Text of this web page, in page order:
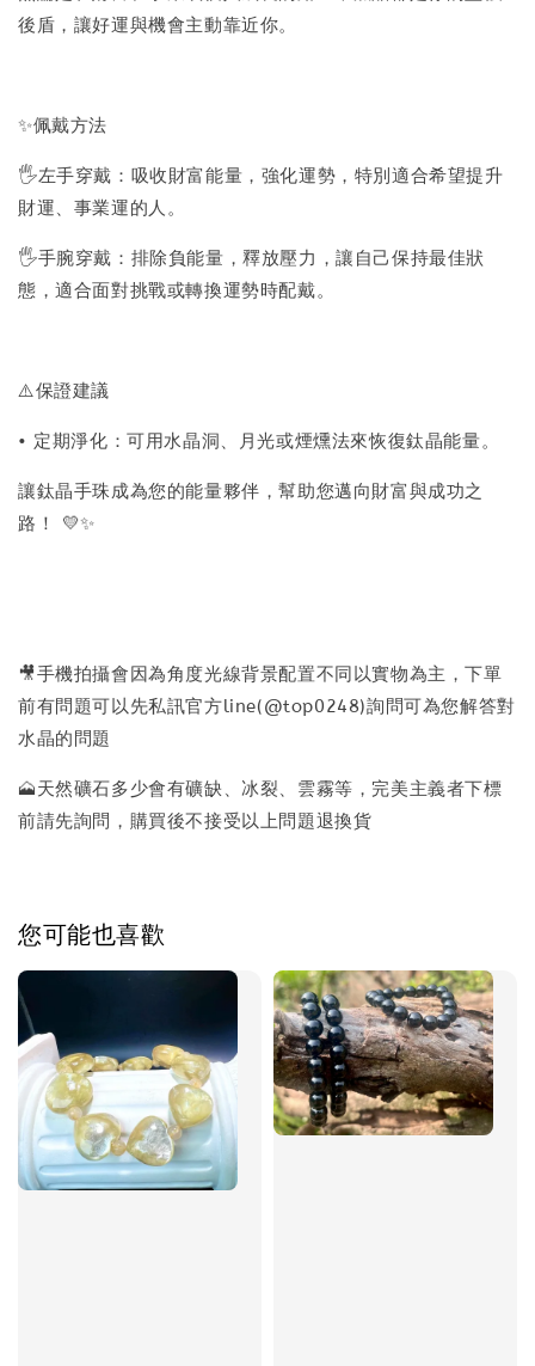
後盾，讓好運與機會主動靠近你。
✨佩戴方法
🖐左手穿戴：吸收財富能量，強化運勢，特別適合希望提升
財運、事業運的人。
🖐手腕穿戴：排除負能量，釋放壓力，讓自己保持最佳狀
態，適合面對挑戰或轉換運勢時配戴。
⚠️保證建議
• 定期淨化：可用水晶洞、月光或煙燻法來恢復鈦晶能量。
讓鈦晶手珠成為您的能量夥伴，幫助您邁向財富與成功之
路！ 💛✨
🎥手機拍攝會因為角度光線背景配置不同以實物為主，下單
前有問題可以先私訊官方line(@top0248)詢問可為您解答對
水晶的問題
🗻天然礦石多少會有礦缺、冰裂、雲霧等，完美主義者下標
前請先詢問，購買後不接受以上問題退換貨
您可能也喜歡